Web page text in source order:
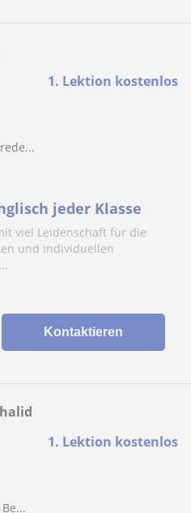
1. Lektion kostenlos
jeder Klasse
viel Leidenschaft für die
und individuellen
Kontaktieren
1. Lektion kostenlos